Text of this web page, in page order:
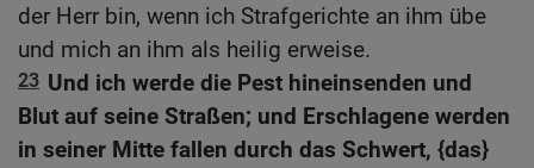
der Herr bin, wenn ich Strafgerichte an ihm übe
und mich an ihm als heilig erweise.
23 Und ich werde die Pest hineinsenden und
Blut auf seine Straßen; und Erschlagene werden
in seiner Mitte fallen durch das Schwert, {das}